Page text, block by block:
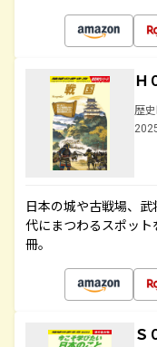
Ｈ
歴
日本の城や古戦場、
代にまつわるスポッ
冊。
Ｓ